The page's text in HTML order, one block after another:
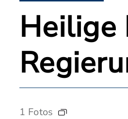
Heilige
1 Fotos